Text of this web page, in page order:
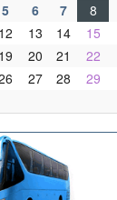
5 6 7 8
12 13 14 15
19 20 21 22
27 28 29